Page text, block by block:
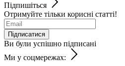
Підпишіться
Отримуйте тільки корисні статті!
Підписатися
Ви були успішно підписані
Ми у соцмережах: